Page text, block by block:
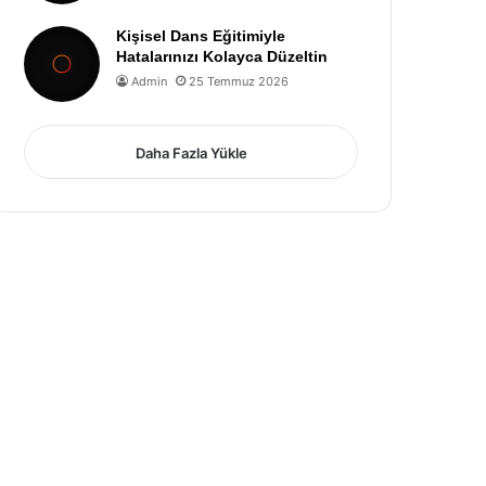
Kişisel Dans Eğitimiyle
Hatalarınızı Kolayca Düzeltin
Admin 25 Temmuz 2026
Daha Fazla Yükle